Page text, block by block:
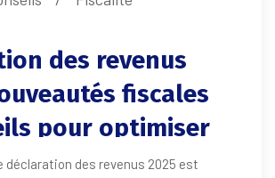
des revenus
fiscales
pour optimiser
en 2026
déclaration des revenus 2025 est